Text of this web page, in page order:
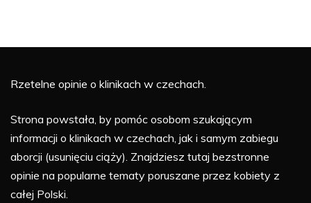
Rzetelne opinie o klinikach w czechach.
Strona powstała, by pomóc osobom szukającym
informacji o klinikach w czechach, jak i samym zabiegu
aborcji (usunięciu ciąży). Znajdziesz tutaj bezstronne
opinie na popularne tematy poruszane przez kobiety z
całej Polski.